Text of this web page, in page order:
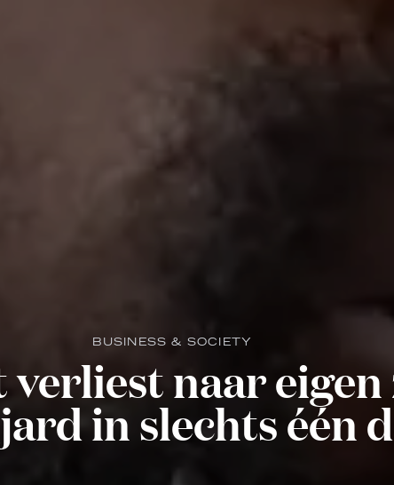
BUSINESS & SOCIETY
verliest naar eigen
in slechts één